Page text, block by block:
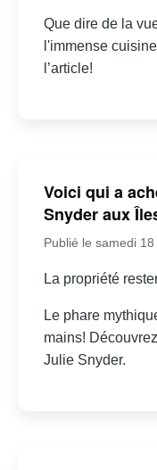
Que dire de la
l'immense
l’article!
Voici qui a
Snyder aux
Publié le samedi
La propriété
Le phare
mains!
Julie Snyder.